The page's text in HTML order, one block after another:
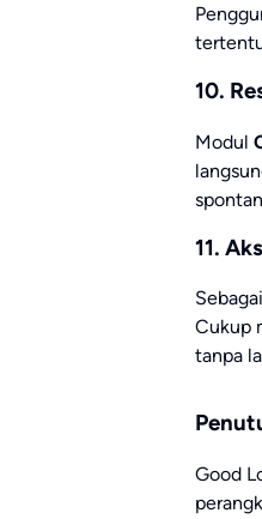
10.
Modul
11.
Cukup
tanpa
Good